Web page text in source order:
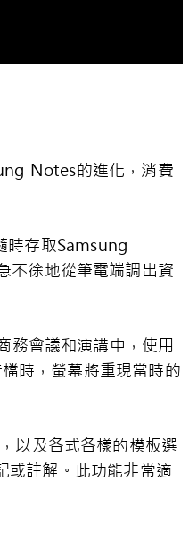
Notes的進化，消費
時存取Samsung
徐地從筆電端調出資
務會議和演講中，使用
時，螢幕將重現當時的
以及各式各樣的模板選
或註解。此功能非常適